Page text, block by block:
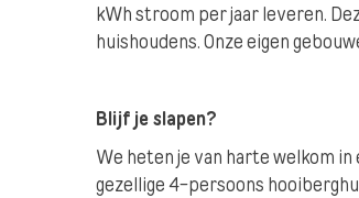
kWh stroom per jaar leveren.
huishoudens. Onze eigen
Blijf je slapen?
We heten je van harte welkom
gezellige 4-persoons